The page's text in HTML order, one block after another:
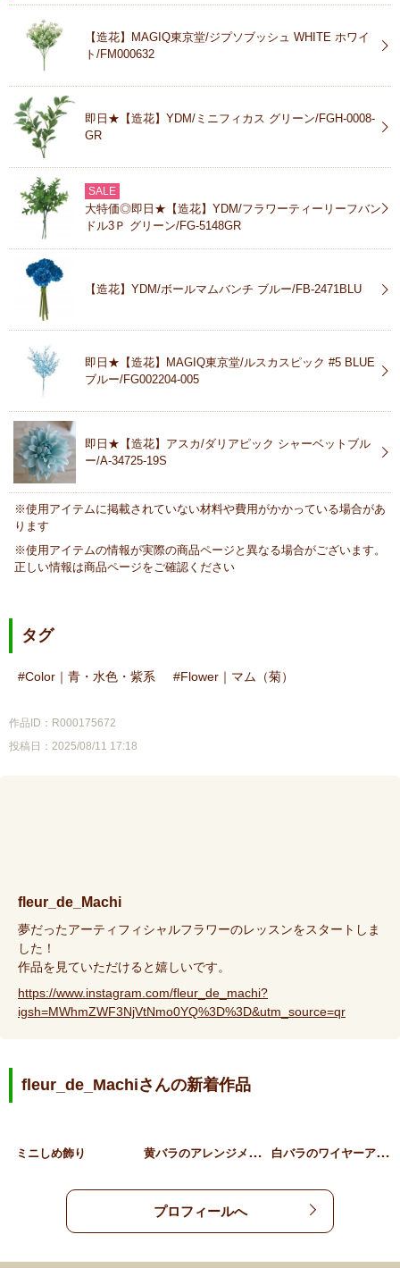
【造花】MAGIQ東京堂/ジプソブッシュ WHITE ホワイ
ト/FM000632
即日★【造花】YDM/ミニフィカス グリーン/FGH-0008-
GR
SALE
大特価◎即日★【造花】YDM/フラワーティーリーフバン
ドル3Ｐ グリーン/FG-5148GR
【造花】YDM/ボールマムバンチ ブルー/FB-2471BLU
即日★【造花】MAGIQ東京堂/ルスカスピック #5 BLUE
ブルー/FG002204-005
即日★【造花】アスカ/ダリアピック シャーベットブル
ー/A-34725-19S
※使用アイテムに掲載されていない材料や費用がかかっている場合があ
ります
※使用アイテムの情報が実際の商品ページと異なる場合がございます。
正しい情報は商品ページをご確認ください
タグ
Color｜青・水色・紫系 Flower｜マム（菊）
作品ID：R000175672
投稿日：2025/08/11 17:18
fleur_de_Machi
夢だったアーティフィシャルフラワーのレッスンをスタートしま
した！
作品を見ていただけると嬉しいです。
https://www.instagram.com/fleur_de_machi?
igsh=MWhmZWF3NjVtNmo0YQ%3D%3D&utm_source=qr
fleur_de_Machiさんの新着作品
ミニしめ飾り 黄
バラのアレンジメント 白
バラのワイヤーアレンジ
プロフィールへ